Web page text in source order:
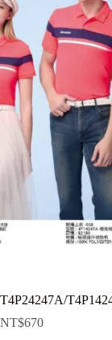
T4P24247A/
NT$670